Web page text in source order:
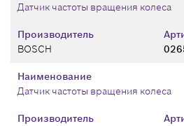
Производитель
BOSCH
Датчик частоты вращения колеса
Производитель
Наименование
Датчик частоты вращения колеса